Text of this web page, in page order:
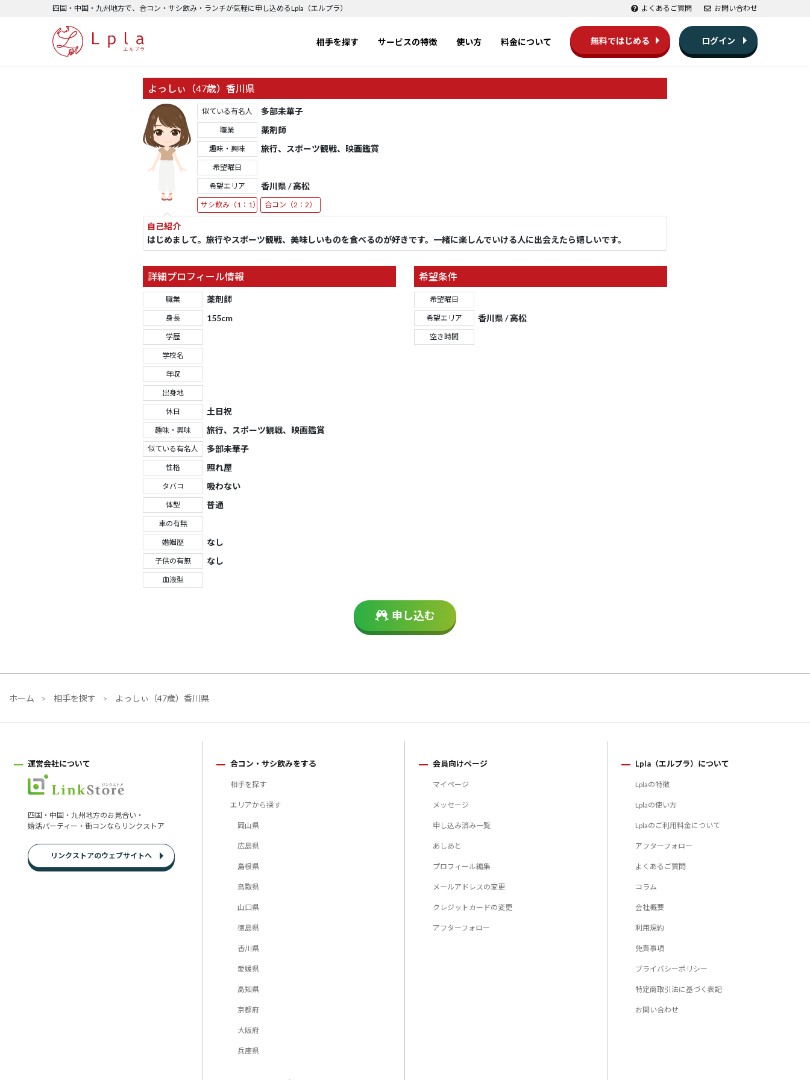
四国・中国・九州地方で、合コン・サシ飲み・ランチが気軽に申し込めるLpla（エルプラ） よくあるご質問 お問い合わせ
相手を探す サービスの特徴 使い方 料金について 無料ではじめる ログイン
よっしぃ（47歳）香川県
似ている有名人 多部未華子
職業 薬剤師
趣味・興味 旅行、スポーツ観戦、映画鑑賞
希望曜日
希望エリア 香川県 / 高松
サシ飲み（1：1） 合コン（2：2）
自己紹介
はじめまして。旅行やスポーツ観戦、美味しいものを食べるのが好きです。一緒に楽しんでいける人に出会えたら嬉しいです。
詳細プロフィール情報
職業 薬剤師
身長 155cm
学歴
学校名
年収
出身地
休日 土日祝
趣味・興味 旅行、スポーツ観戦、映画鑑賞
似ている有名人 多部未華子
性格 照れ屋
タバコ 吸わない
体型 普通
車の有無
婚姻歴 なし
子供の有無 なし
血液型
希望条件
希望曜日
希望エリア 香川県 / 高松
空き時間
申し込む
ホーム 相手を探す よっしぃ（47歳）香川県
運営会社について
四国・中国・九州地方のお見合い・
婚活パーティー・街コンならリンクストア
リンクストアのウェブサイトへ
合コン・サシ飲みをする
相手を探す
エリアから探す
岡山県
広島県
島根県
鳥取県
山口県
徳島県
香川県
愛媛県
高知県
京都府
大阪府
兵庫県
会員向けページ
マイページ
メッセージ
申し込み済み一覧
あしあと
プロフィール編集
メールアドレスの変更
クレジットカードの変更
アフターフォロー
Lpla（エルプラ）について
Lplaの特徴
Lplaの使い方
Lplaのご利用料金について
アフターフォロー
よくあるご質問
コラム
会社概要
利用規約
免責事項
プライバシーポリシー
特定商取引法に基づく表記
お問い合わせ